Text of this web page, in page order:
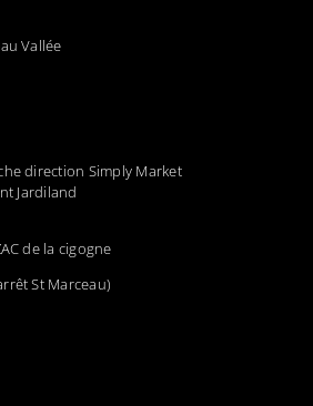
Vallée
direction Simply Market
Jardiland
de la cigogne
St Marceau)